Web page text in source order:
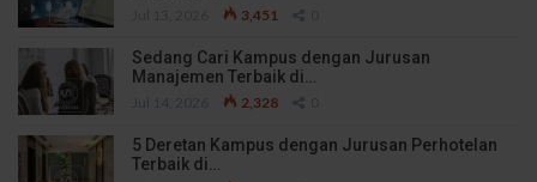
3,451
Sedang Cari Kampus dengan Jurusan
Manajemen Terbaik di…
2,328
5 Deretan Kampus dengan Jurusan Perhotelan
Terbaik di…